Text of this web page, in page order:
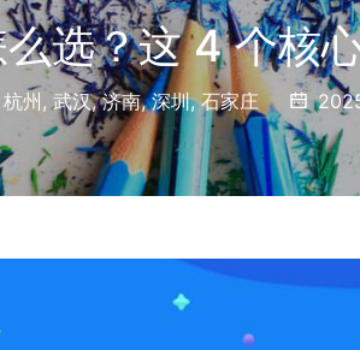
选？这 4 个核
杭州 ,武汉,济南,深圳,石家庄